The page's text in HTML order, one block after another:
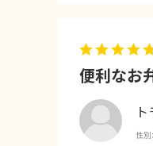
便利なお
性別: